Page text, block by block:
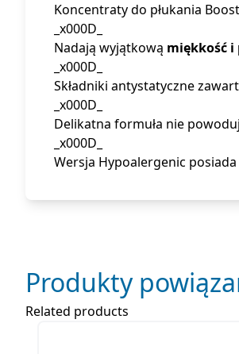
Koncentraty do płukania
_x000D_
Nadają wyjątkową miękkość i
_x000D_
Składniki antystatyczne
_x000D_
Delikatna formuła nie
_x000D_
Wersja Hypoalergenic
Produkty
Related products